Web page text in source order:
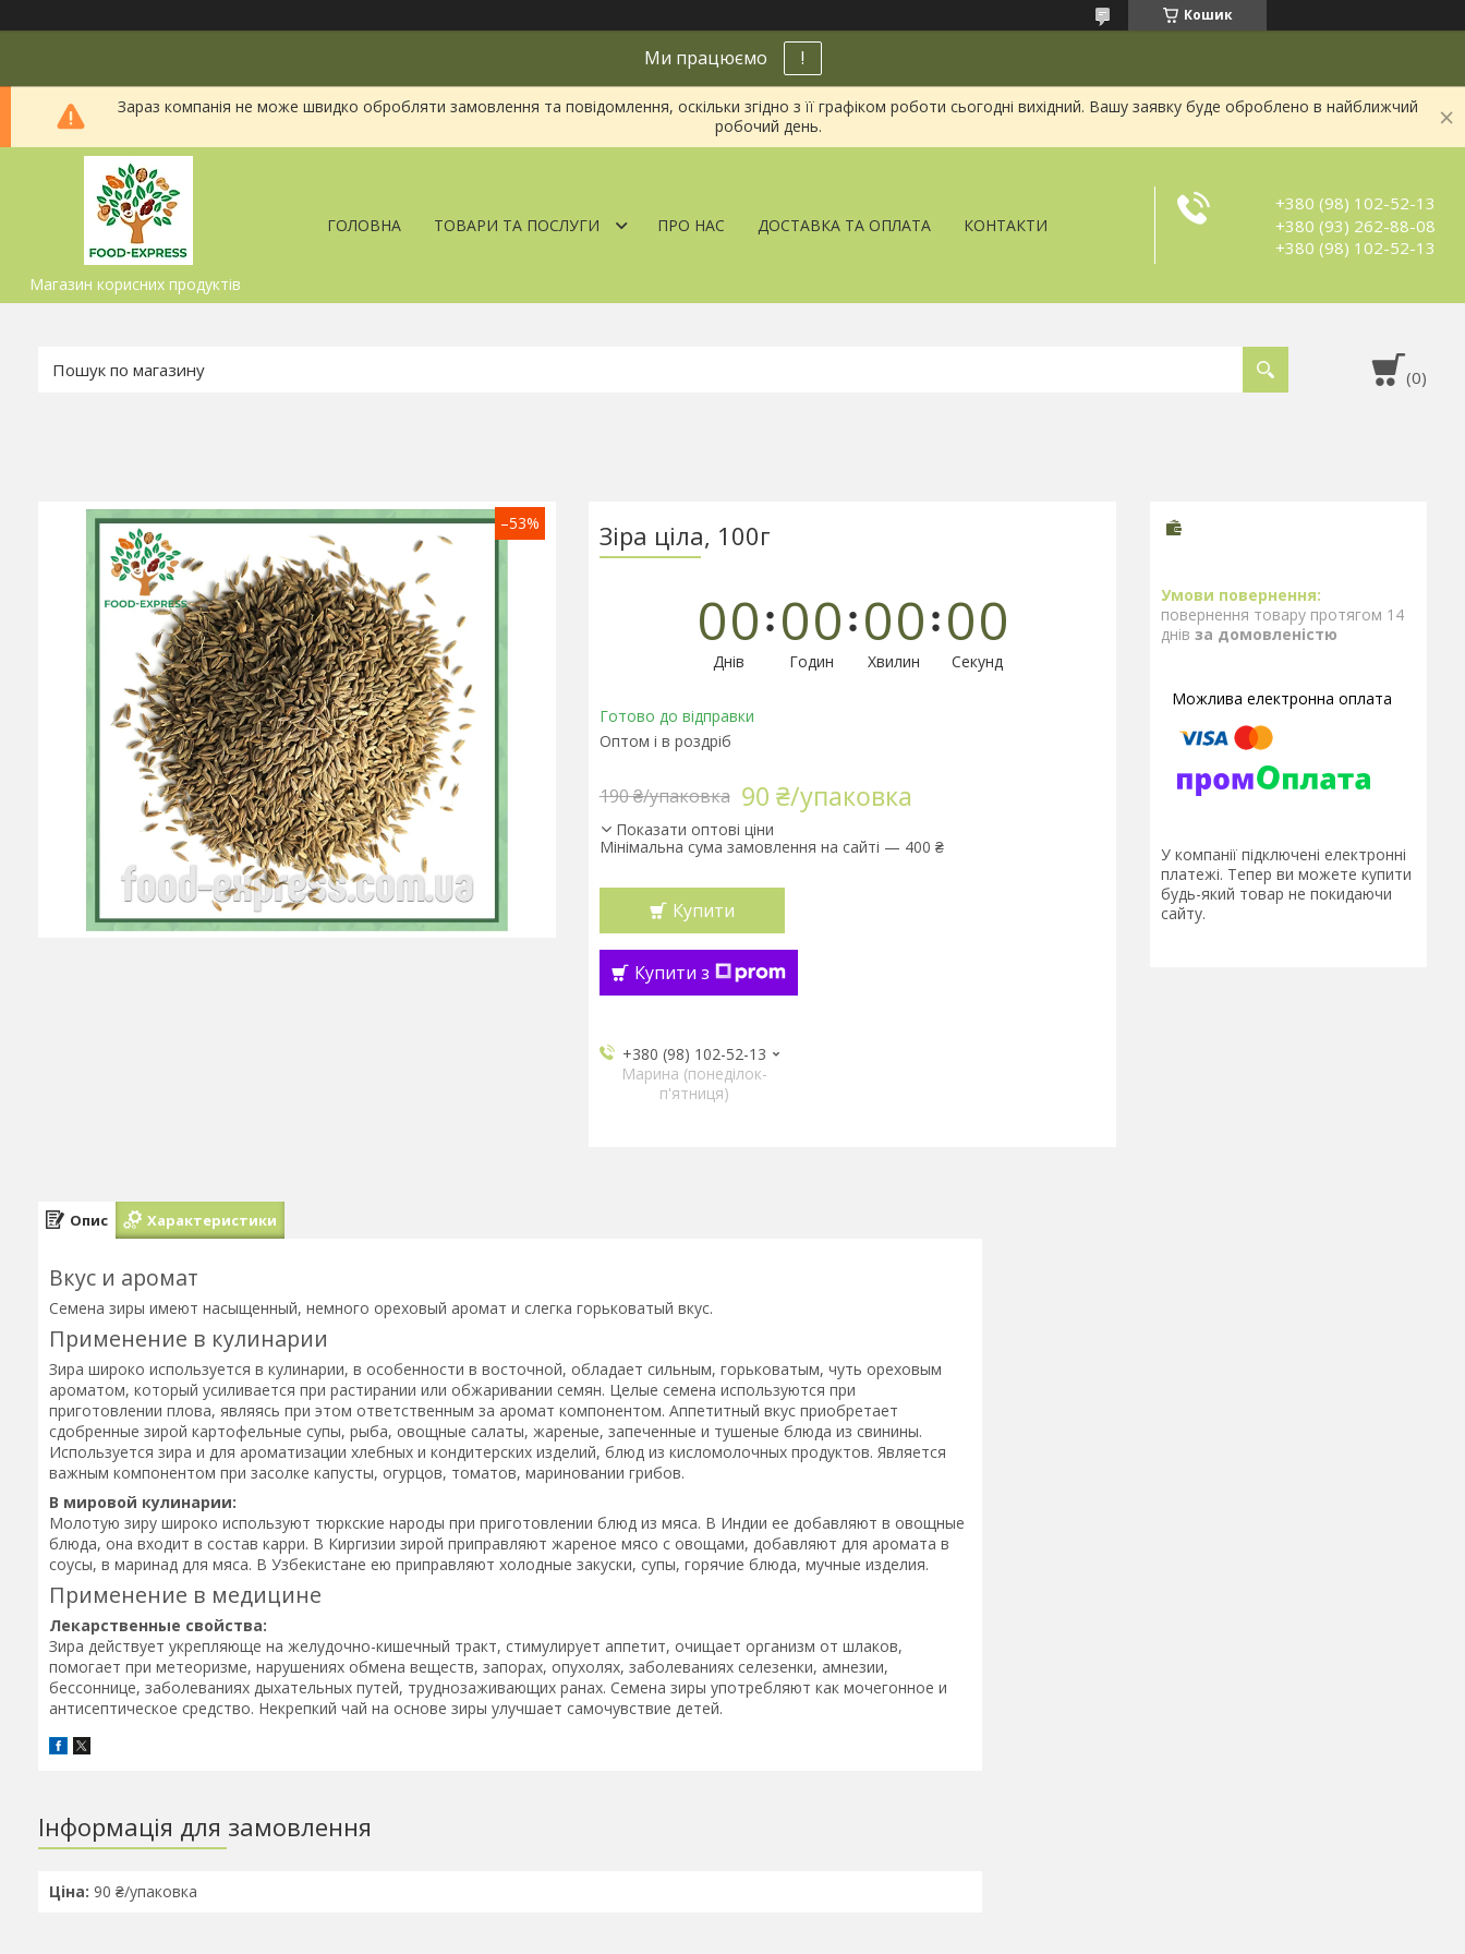
Кошик
Ми працюємо !
Зараз компанія не може швидко обробляти замовлення та повідомлення, оскільки згідно з її графіком роботи сьогодні вихідний. Вашу заявку буде оброблено в найближчий
робочий день.
Магазин корисних продуктів
ГОЛОВНА ТОВАРИ ТА ПОСЛУГИ ПРО НАС ДОСТАВКА ТА ОПЛАТА КОНТАКТИ
+380 (98) 102-52-13
+380 (93) 262-88-08
+380 (98) 102-52-13
–53% Зіра ціла, 100г
00
Днів
00
Годин
00
Хвилин
00
Секунд
Готово до відправки
Оптом і в роздріб
190 ₴/упаковка 90 ₴/упаковка
Показати оптові ціни
Мінімальна сума замовлення на сайті — 400 ₴
Купити
Купити з
+380 (98) 102-52-13
Марина (понеділок-
п'ятниця)
повернення товару протягом 14
днів за домовленістю
У компанії підключені електронні
платежі. Тепер ви можете купити
будь-який товар не покидаючи
сайту.
Опис Характеристики
Вкус и аромат
Семена зиры имеют насыщенный, немного ореховый аромат и слегка горьковатый вкус.
Применение в кулинарии
Зира широко используется в кулинарии, в особенности в восточной, обладает сильным, горьковатым, чуть ореховым
ароматом, который усиливается при растирании или обжаривании семян. Целые семена используются при
приготовлении плова, являясь при этом ответственным за аромат компонентом. Аппетитный вкус приобретает
сдобренные зирой картофельные супы, рыба, овощные салаты, жареные, запеченные и тушеные блюда из свинины.
Используется зира и для ароматизации хлебных и кондитерских изделий, блюд из кисломолочных продуктов. Является
важным компонентом при засолке капусты, огурцов, томатов, мариновании грибов.
В мировой кулинарии:
Молотую зиру широко используют тюркские народы при приготовлении блюд из мяса. В Индии ее добавляют в овощные
блюда, она входит в состав карри. В Киргизии зирой приправляют жареное мясо с овощами, добавляют для аромата в
соусы, в маринад для мяса. В Узбекистане ею приправляют холодные закуски, супы, горячие блюда, мучные изделия.
Применение в медицине
Лекарственные свойства:
Зира действует укрепляюще на желудочно-кишечный тракт, стимулирует аппетит, очищает организм от шлаков,
помогает при метеоризме, нарушениях обмена веществ, запорах, опухолях, заболеваниях селезенки, амнезии,
бессоннице, заболеваниях дыхательных путей, труднозаживающих ранах. Семена зиры употребляют как мочегонное и
антисептическое средство. Некрепкий чай на основе зиры улучшает самочувствие детей.
Інформація для замовлення
Ціна: 90 ₴/упаковка